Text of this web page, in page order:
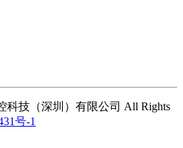
科技（深圳）有限公司 All Rights
号-1